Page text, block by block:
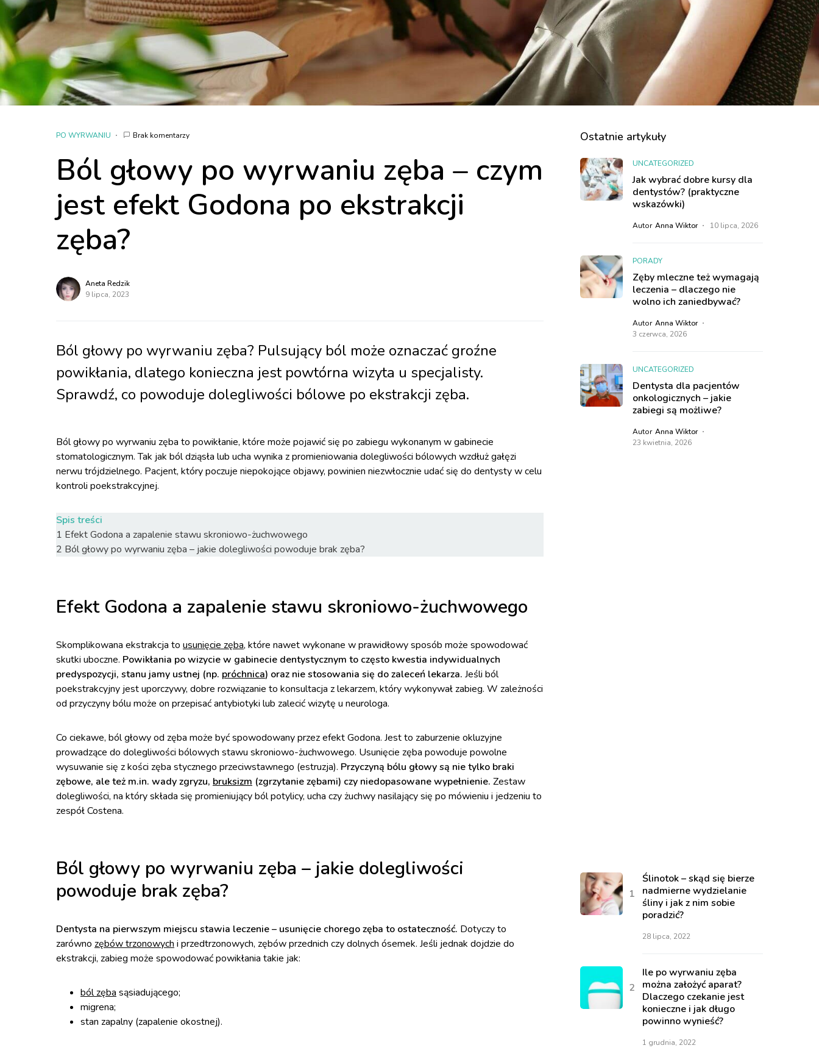
PO WYRWANIU Brak komentarzy
Ból głowy po wyrwaniu zęba – czym
jest efekt Godona po ekstrakcji
zęba?
Aneta Redzik
9 lipca, 2023
Ból głowy po wyrwaniu zęba? Pulsujący ból może oznaczać groźne
powikłania, dlatego konieczna jest powtórna wizyta u specjalisty.
Sprawdź, co powoduje dolegliwości bólowe po ekstrakcji zęba.
Ból głowy po wyrwaniu zęba to powikłanie, które może pojawić się po zabiegu wykonanym w gabinecie
stomatologicznym. Tak jak ból dziąsła lub ucha wynika z promieniowania dolegliwości bólowych wzdłuż gałęzi
nerwu trójdzielnego. Pacjent, który poczuje niepokojące objawy, powinien niezwłocznie udać się do dentysty w celu
kontroli poekstrakcyjnej.
Spis treści
1 Efekt Godona a zapalenie stawu skroniowo-żuchwowego
2 Ból głowy po wyrwaniu zęba – jakie dolegliwości powoduje brak zęba?
Efekt Godona a zapalenie stawu skroniowo-żuchwowego
Skomplikowana ekstrakcja to usunięcie zęba, które nawet wykonane w prawidłowy sposób może spowodować
skutki uboczne. Powikłania po wizycie w gabinecie dentystycznym to często kwestia indywidualnych
predyspozycji, stanu jamy ustnej (np. próchnica) oraz nie stosowania się do zaleceń lekarza. Jeśli ból
poekstrakcyjny jest uporczywy, dobre rozwiązanie to konsultacja z lekarzem, który wykonywał zabieg. W zależności
od przyczyny bólu może on przepisać antybiotyki lub zalecić wizytę u neurologa.
Co ciekawe, ból głowy od zęba może być spowodowany przez efekt Godona. Jest to zaburzenie okluzyjne
prowadzące do dolegliwości bólowych stawu skroniowo-żuchwowego. Usunięcie zęba powoduje powolne
wysuwanie się z kości zęba stycznego przeciwstawnego (estruzja). Przyczyną bólu głowy są nie tylko braki
zębowe, ale też m.in. wady zgryzu, bruksizm (zgrzytanie zębami) czy niedopasowane wypełnienie. Zestaw
dolegliwości, na który składa się promieniujący ból potylicy, ucha czy żuchwy nasilający się po mówieniu i jedzeniu to
zespół Costena.
Ból głowy po wyrwaniu zęba – jakie dolegliwości
powoduje brak zęba?
Dentysta na pierwszym miejscu stawia leczenie – usunięcie chorego zęba to ostateczność. Dotyczy to
zarówno zębów trzonowych i przedtrzonowych, zębów przednich czy dolnych ósemek. Jeśli jednak dojdzie do
ekstrakcji, zabieg może spowodować powikłania takie jak:
ból zęba sąsiadującego;
migrena;
stan zapalny (zapalenie okostnej).
Ostatnie artykuły
UNCATEGORIZED
Jak wybrać dobre kursy dla
dentystów? (praktyczne
wskazówki)
Autor Anna Wiktor 10 lipca, 2026
PORADY
Zęby mleczne też wymagają
leczenia – dlaczego nie
wolno ich zaniedbywać?
Autor Anna Wiktor
3 czerwca, 2026
UNCATEGORIZED
Dentysta dla pacjentów
onkologicznych – jakie
zabiegi są możliwe?
Autor Anna Wiktor
23 kwietnia, 2026
Ślinotok – skąd się bierze
nadmierne wydzielanie
śliny i jak z nim sobie
poradzić?
28 lipca, 2022
Ile po wyrwaniu zęba
można założyć aparat?
Dlaczego czekanie jest
konieczne i jak długo
powinno wynieść?
1 grudnia, 2022